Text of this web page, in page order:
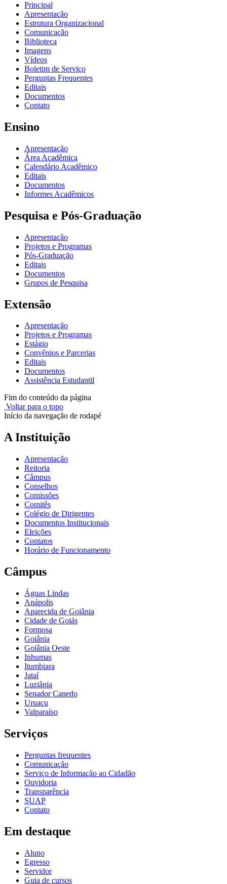
Principal
Apresentação
Estrutura Organizacional
Comunicação
Biblioteca
Imagens
Vídeos
Boletim de Serviço
Perguntas Frequentes
Editais
Documentos
Contato
Ensino
Apresentação
Área Acadêmica
Calendário Acadêmico
Editais
Documentos
Informes Acadêmicos
Pesquisa e Pós-Graduação
Apresentação
Projetos e Programas
Pós-Graduação
Editais
Documentos
Grupos de Pesquisa
Extensão
Apresentação
Projetos e Programas
Estágio
Convênios e Parcerias
Editais
Documentos
Assistência Estudantil
Fim do conteúdo da página
Voltar para o topo
Início da navegação de rodapé
A Instituição
Apresentação
Reitoria
Câmpus
Conselhos
Comissões
Comitês
Colégio de Dirigentes
Documentos Institucionais
Eleições
Contatos
Horário de Funcionamento
Câmpus
Águas Lindas
Anápolis
Aparecida de Goiânia
Cidade de Goiás
Formosa
Goiânia
Goiânia Oeste
Inhumas
Itumbiara
Jataí
Luziânia
Senador Canedo
Uruaçu
Valparaíso
Serviços
Perguntas frequentes
Comunicação
Serviço de Informação ao Cidadão
Ouvidoria
Transparência
SUAP
Contato
Em destaque
Aluno
Egresso
Servidor
Guia de cursos